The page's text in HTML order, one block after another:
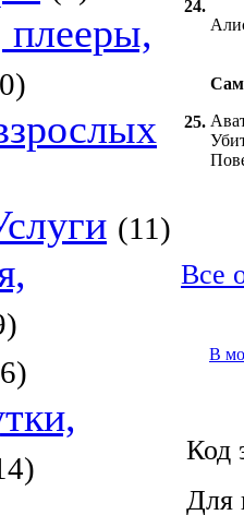
(11)
24.
25.
Все
В
Код
Для